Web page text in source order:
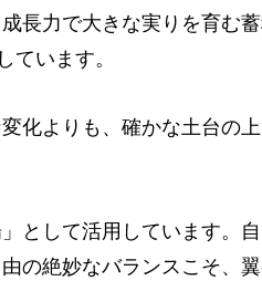
長力で大きな実りを育む
ています。
化よりも、確かな土台の
として活用しています。
の絶妙なバランスこそ、